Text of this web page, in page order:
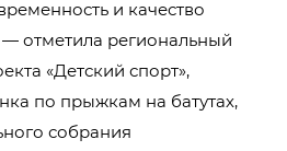
и качество
отметила региональный
«Детский спорт»,
по прыжкам на батутах,
собрания